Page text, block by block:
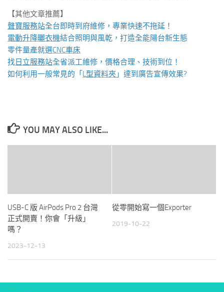
【其他文章推薦】
聲寶服務站全台即時到府維修，專業快速不拖延！
電動升降曬衣機結合照明與風乾，打造全能陽台新生態
零件量產就選CNC車床
找日立服務站全省派工維修，價格合理、技術到位！
如何利用一般常見的「 L型資料夾 」達到廣告宣傳效果?
YOU MAY ALSO LIKE...
USB-C 版 AirPods Pro 2 台灣
正式開賣！你會「升級」
嗎？
2023-12-13
從零開始寫一個Exporter
2019-10-22